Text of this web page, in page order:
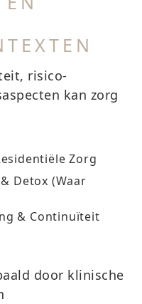
risico-
kan zorg
Zorg
Detox (waar
& Continuïteit
door klinische